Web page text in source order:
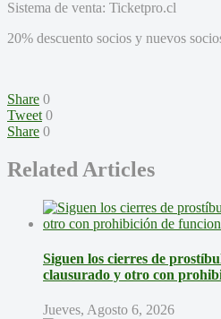
Sistema de venta: Ticketpro.cl
20% descuento socios y nuevos
Share 0
Tweet 0
Share 0
Related Articles
Siguen los cierres de
clausurado y otro con
Jueves, Agosto 6, 2026